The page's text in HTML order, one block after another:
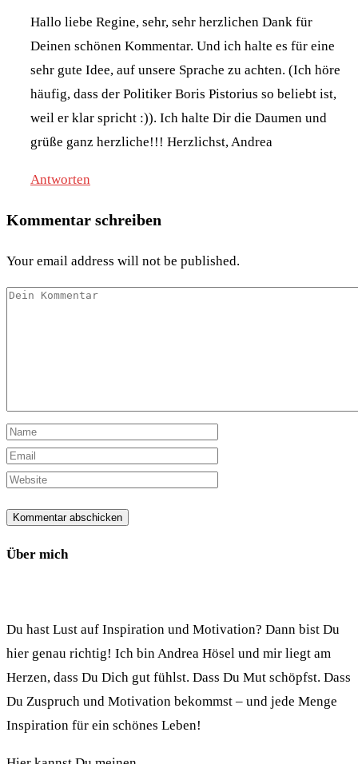
Hallo liebe Regine, sehr, sehr herzlichen Dank für
Deinen schönen Kommentar. Und ich halte es für eine
sehr gute Idee, auf unsere Sprache zu achten. (Ich höre
häufig, dass der Politiker Boris Pistorius so beliebt ist,
weil er klar spricht :)). Ich halte Dir die Daumen und
grüße ganz herzliche!!! Herzlichst, Andrea
Antworten
Kommentar schreiben
Your email address will not be published.
Über mich
Du hast Lust auf Inspiration und Motivation? Dann bist Du
hier genau richtig! Ich bin Andrea Hösel und mir liegt am
Herzen, dass Du Dich gut fühlst. Dass Du Mut schöpfst. Dass
Du Zuspruch und Motivation bekommst – und jede Menge
Inspiration für ein schönes Leben!